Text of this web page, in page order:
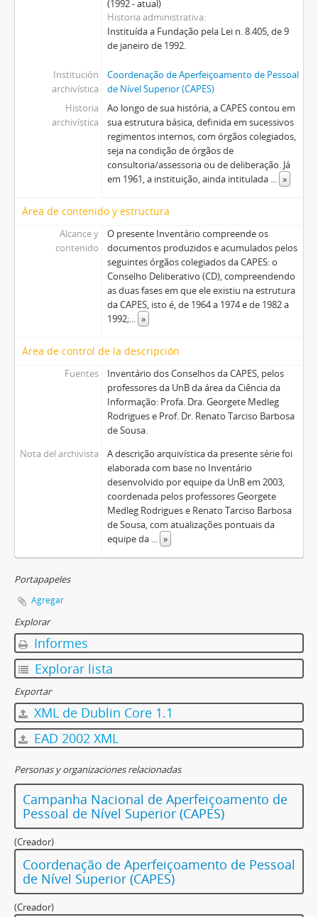
(1992 - atual)
Historia administrativa
Instituída a Fundação pela Lei n. 8.405, de 9
de janeiro de 1992.
Institución
archivística
Coordenação de Aperfeiçoamento de Pessoal
de Nível Superior (CAPES)
Historia
archivística
Ao longo de sua história, a CAPES contou em
sua estrutura básica, definida em sucessivos
regimentos internos, com órgãos colegiados,
seja na condição de órgãos de
consultoria/assessoria ou de deliberação. Já
em 1961, a instituição, ainda intitulada ... »
Área de contenido y estructura
Alcance y
contenido
O presente Inventário compreende os
documentos produzidos e acumulados pelos
seguintes órgãos colegiados da CAPES: o
Conselho Deliberativo (CD), compreendendo
as duas fases em que ele existiu na estrutura
da CAPES, isto é, de 1964 a 1974 e de 1982 a
1992;... »
Área de control de la descripción
Fuentes
Inventário dos Conselhos da CAPES, pelos
professores da UnB da área da Ciência da
Informação: Profa. Dra. Georgete Medleg
Rodrigues e Prof. Dr. Renato Tarciso Barbosa
de Sousa.
Nota del archivista
A descrição arquivística da presente série foi
elaborada com base no Inventário
desenvolvido por equipe da UnB em 2003,
coordenada pelos professores Georgete
Medleg Rodrigues e Renato Tarciso Barbosa
de Sousa, com atualizações pontuais da
equipe da ... »
Portapapeles
Agregar
Explorar
Informes
Explorar lista
Exportar
XML de Dublin Core 1.1
EAD 2002 XML
Personas y organizaciones relacionadas
Campanha Nacional de Aperfeiçoamento de
Pessoal de Nível Superior (CAPES)
(Creador)
Coordenação de Aperfeiçoamento de Pessoal
de Nível Superior (CAPES)
(Creador)